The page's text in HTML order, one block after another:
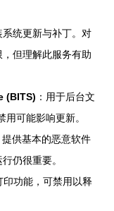
系统更新与补丁。对
但理解此服务有助
(BITS) ：用于后台文
可能影响更新。
供基本的恶意软件
仍很重要。
功能，可禁用以释